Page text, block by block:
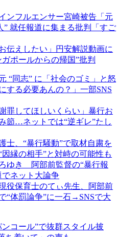
ンフルエンサー宮崎被告「元
” 就任報道に集まる批判「すご
伝えしたい」円安解説動画に
ポールからの帰国”批判
“同志” に「社会のゴミ」と怒
する必要あんの？」一部SNS
罪してほしいくらい」暴行お
節…ネットでは“逆ギレ”たし
士、“暴行騒動”で取材自粛を
縁の相手”と対峙の可能性も
ゆき 阿部前監督の“暴行報
ネット大論争
役保育士のてぃ先生、阿部前
“体罰論争”に一石→SNSで大
コール”で抜群スタイル披